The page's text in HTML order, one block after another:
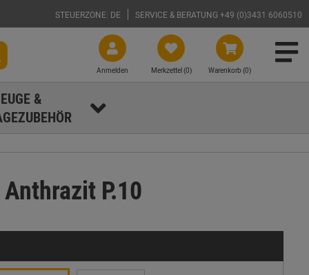
STEUERZONE: DE SERVICE & BERATUNG +49 (0)3431 6060510
Warenkorb (0)
Merkzettel (0)
Anmelden
&
P.10